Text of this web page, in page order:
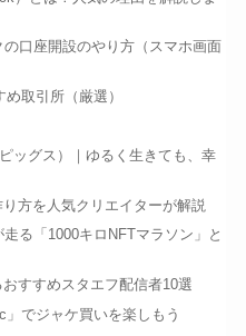
の口座開設のやり方（スマホ画面
め取引所（厳選）
ッグス）｜ゆるく生きても、幸
方を人気クリエイターが解説
走る「1000キロNFTマラソン」と
すすめスタエフ配信者10選
でジャケ買いを楽しもう